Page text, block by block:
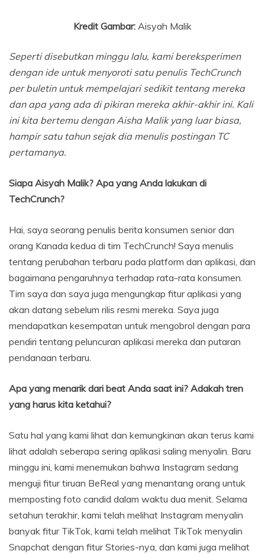
Kredit Gambar: Aisyah Malik
Seperti disebutkan minggu lalu, kami bereksperimen
dengan ide untuk menyoroti satu penulis TechCrunch
per buletin untuk mempelajari sedikit tentang mereka
dan apa yang ada di pikiran mereka akhir-akhir ini. Kali
ini kita bertemu dengan Aisha Malik yang luar biasa,
hampir satu tahun sejak dia menulis postingan TC
pertamanya.
Siapa Aisyah Malik? Apa yang Anda lakukan di
TechCrunch?
Hai, saya seorang penulis berita konsumen senior dan
orang Kanada kedua di tim TechCrunch! Saya menulis
tentang perubahan terbaru pada platform dan aplikasi, dan
bagaimana pengaruhnya terhadap rata-rata konsumen.
Tim saya dan saya juga mengungkap fitur aplikasi yang
akan datang sebelum rilis resmi mereka. Saya juga
mendapatkan kesempatan untuk mengobrol dengan para
pendiri tentang peluncuran aplikasi mereka dan putaran
pendanaan terbaru.
Apa yang menarik dari beat Anda saat ini? Adakah tren
yang harus kita ketahui?
Satu hal yang kami lihat dan kemungkinan akan terus kami
lihat adalah seberapa sering aplikasi saling menyalin. Baru
minggu ini, kami menemukan bahwa Instagram sedang
menguji fitur tiruan BeReal yang menantang orang untuk
memposting foto candid dalam waktu dua menit. Selama
setahun terakhir, kami telah melihat Instagram menyalin
banyak fitur TikTok, kami telah melihat TikTok menyalin
Snapchat dengan fitur Stories-nya, dan kami juga melihat